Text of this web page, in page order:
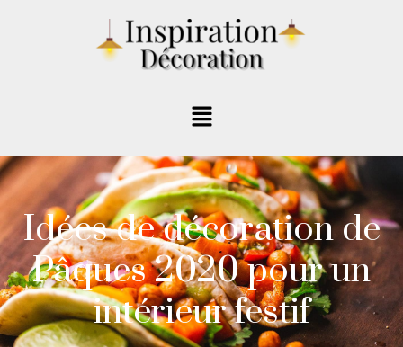
Idées de décoration de
Pâques 2020 pour un
intérieur festif